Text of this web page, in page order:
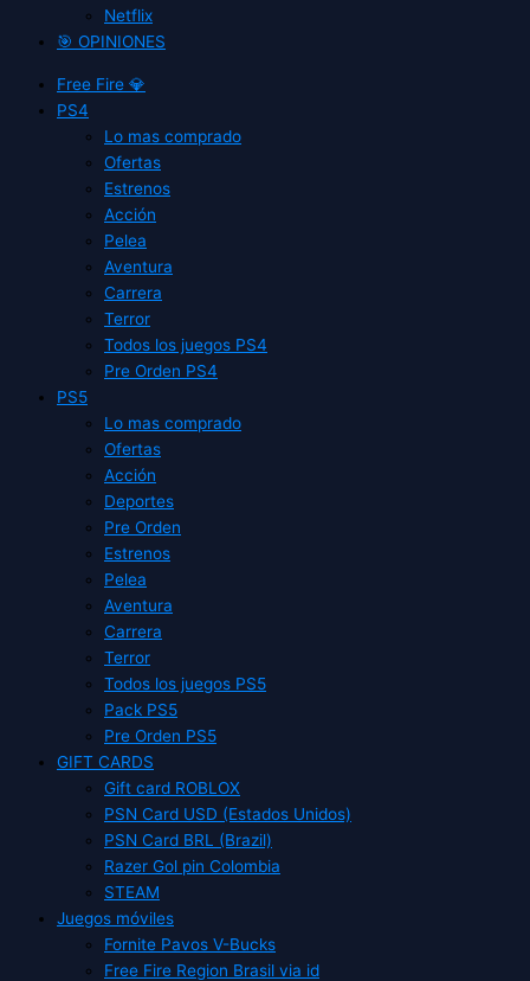
Netflix
🎯 OPINIONES
Free Fire 💎
PS4
Lo mas comprado
Ofertas
Estrenos
Acción
Pelea
Aventura
Carrera
Terror
Todos los juegos PS4
Pre Orden PS4
PS5
Lo mas comprado
Ofertas
Acción
Deportes
Pre Orden
Estrenos
Pelea
Aventura
Carrera
Terror
Todos los juegos PS5
Pack PS5
Pre Orden PS5
GIFT CARDS
Gift card ROBLOX
PSN Card USD (Estados Unidos)
PSN Card BRL (Brazil)
Razer Gol pin Colombia
STEAM
Juegos móviles
Fornite Pavos V-Bucks
Free Fire Region Brasil via id